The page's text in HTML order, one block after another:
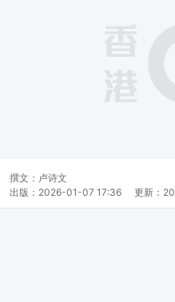
撰文： 卢诗文
出版： 2026-01-07 17:36 更新：